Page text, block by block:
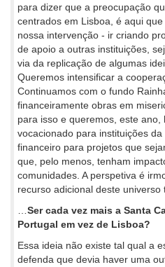
para dizer que a preocupação
centrados em Lisboa, é aqui
nossa intervenção - ir criando
de apoio a outras instituições,
via da replicação de algumas
Queremos intensificar a
Continuamos com o fundo
financeiramente obras em
para isso e queremos, este
vocacionado para instituições
financeiro para projetos que
que, pelo menos, tenham
comunidades. A perspetiva é
recurso adicional deste universo
Ser cada vez mais a Santa
Portugal em vez de Lisboa?
Essa ideia não existe tal qual a
defenda que devia haver uma